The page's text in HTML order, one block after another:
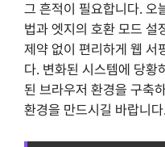
그 흔적이 필요합니다. 오
법과 엣지의 호환 모드 설
제약 없이 편리하게 웹 서
다. 변화된 시스템에 당황
된 브라우저 환경을 구축
환경을 만드시길 바랍니다.